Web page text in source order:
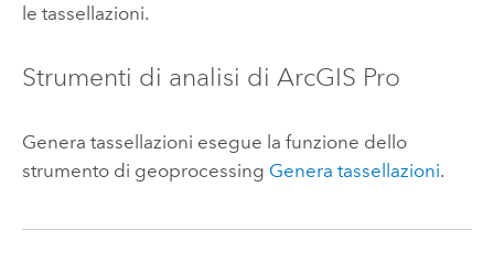
le tassellazioni.
Strumenti di analisi di ArcGIS Pro
Genera tassellazioni esegue la funzione dello
strumento di geoprocessing Genera tassellazioni.